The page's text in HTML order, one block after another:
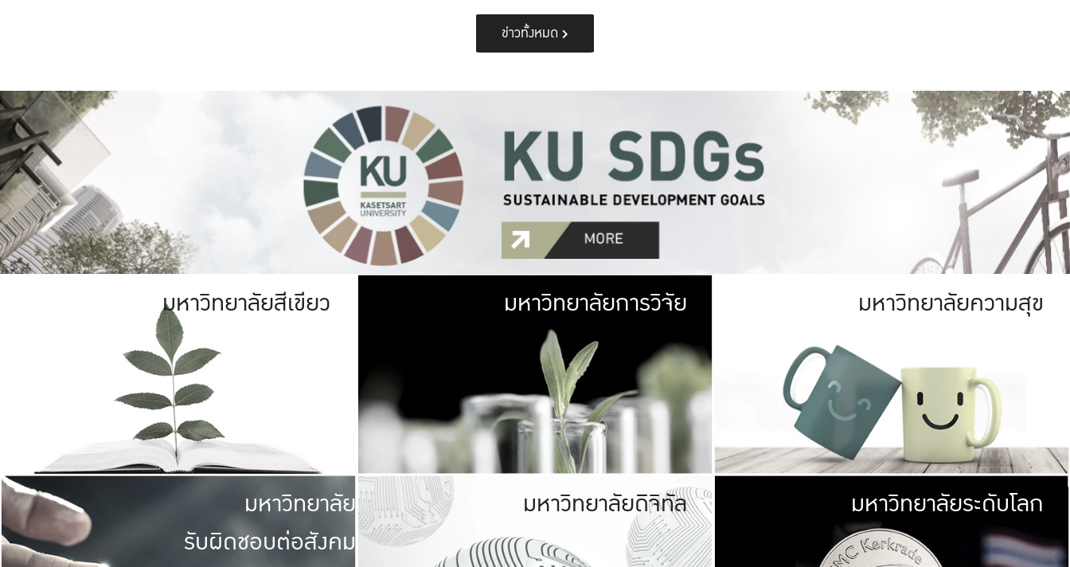
ข่าวทั้งหมด
มหาวิทยาลัยสีเขียว มหาวิทยาลัย
เกษตรศาสตร์ มีพื้นที่เขียวสดใส หนาแน่น
เป็นป่าในเมือง (URBAN FOREST)
เกษตรในเมือง (URBAN AGRICULTURE)
ที่นับรวมกันได้ประมาณ 1,400 ไร่
มหาวิทยาลัยการวิจัย มหาวิทยาลัย
ให้กับประชาชน
มหาวิทยาลัยความสุข
มหาวิทยาลัย
รับผิดชอบต่อสังคม
มหาวิทยาลัยรับผิดชอบต่อสังคม
ร่วมมือกับชุมชน เพื่อความกินดีอยู่ดี
และความสุขอย่างยั่งยืน
มหาวิทยาลัยดิจิทัล มหาวิทยา
พร้อมที่จ
และผลักดันในการใช้ระบบส
มหาวิทยาลัยระดับโลก